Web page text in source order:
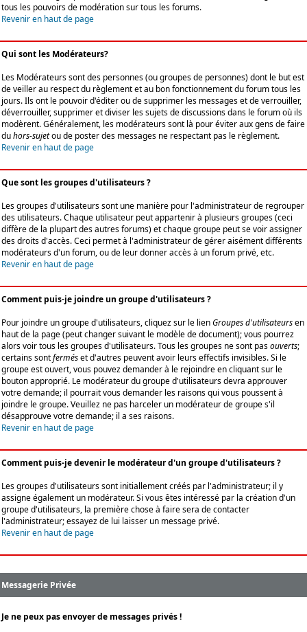
tous les pouvoirs de modération sur tous les forums.
Revenir en haut de page
Qui sont les Modérateurs?
Les Modérateurs sont des personnes (ou groupes de personnes) dont le but est
de veiller au respect du règlement et au bon fonctionnement du forum tous les
jours. Ils ont le pouvoir d'éditer ou de supprimer les messages et de verrouiller,
déverrouiller, supprimer et diviser les sujets de discussions dans le forum où ils
modèrent. Généralement, les modérateurs sont là pour éviter aux gens de faire
duhors-sujetou de poster des messages ne respectant pas le règlement.
Revenir en haut de page
Que sont les groupes d'utilisateurs ?
Les groupes d'utilisateurs sont une manière pour l'administrateur de regrouper
des utilisateurs. Chaque utilisateur peut appartenir à plusieurs groupes (ceci
diffère de la plupart des autres forums) et chaque groupe peut se voir assigner
des droits d'accès. Ceci permet à l'administrateur de gérer aisément différents
modérateurs d'un forum, ou de leur donner accès à un forum privé, etc.
Revenir en haut de page
Comment puis-je joindre un groupe d'utilisateurs ?
Pour joindre un groupe d'utilisateurs, cliquez sur le lienGroupes d'utilisateursen
haut de la page (peut changer suivant le modèle de document); vous pourrez
alors voir tous les groupes d'utilisateurs. Tous les groupes ne sont pasouverts;
certains sontferméset d'autres peuvent avoir leurs effectifs invisibles. Si le
groupe est ouvert, vous pouvez demander à le rejoindre en cliquant sur le
bouton approprié. Le modérateur du groupe d'utilisateurs devra approuver
votre demande; il pourrait vous demander les raisons qui vous poussent à
joindre le groupe. Veuillez ne pas harceler un modérateur de groupe s'il
désapprouve votre demande; il a ses raisons.
Revenir en haut de page
Comment puis-je devenir le modérateur d'un groupe d'utilisateurs ?
Les groupes d'utilisateurs sont initiallement créés par l'administrateur; il y
assigne également un modérateur. Si vous êtes intéressé par la création d'un
groupe d'utilisateurs, la première chose à faire sera de contacter
l'administrateur; essayez de lui laisser un message privé.
Revenir en haut de page
Messagerie Privée
Je ne peux pas envoyer de messages privés !